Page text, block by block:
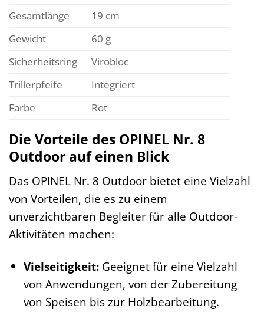
Gesamtlänge
19 cm
Gewicht
60 g
Sicherheitsring
Virobloc
Trillerpfeife
Integriert
Farbe
Rot
Die Vorteile des OPINEL Nr. 8
Outdoor auf einen Blick
Das OPINEL Nr. 8 Outdoor bietet eine Vielzahl
von Vorteilen, die es zu einem
unverzichtbaren Begleiter für alle Outdoor-
Aktivitäten machen:
Vielseitigkeit:Geeignet für eine Vielzahl
von Anwendungen, von der Zubereitung
von Speisen bis zur Holzbearbeitung.